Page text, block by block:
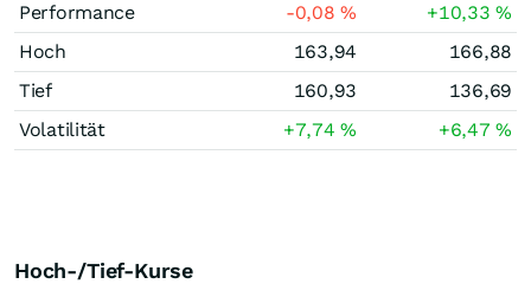
Performance
-0,08% +10,33%
Hoch
163,94
166,88
Tief
160,93
136,69
Volatilität
+7,74% +6,47%
Hoch-/Tief-Kurse